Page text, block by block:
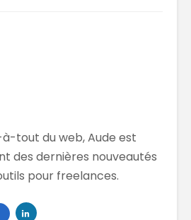
tout du web, Aude est
des dernières nouveautés
pour freelances.